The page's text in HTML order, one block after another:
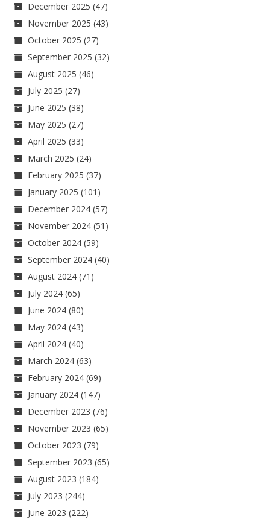
December 2025 (47)
November 2025 (43)
October 2025 (27)
September 2025 (32)
August 2025 (46)
July 2025 (27)
June 2025 (38)
May 2025 (27)
April 2025 (33)
March 2025 (24)
February 2025 (37)
January 2025 (101)
December 2024 (57)
November 2024 (51)
October 2024 (59)
September 2024 (40)
August 2024 (71)
July 2024 (65)
June 2024 (80)
May 2024 (43)
April 2024 (40)
March 2024 (63)
February 2024 (69)
January 2024 (147)
December 2023 (76)
November 2023 (65)
October 2023 (79)
September 2023 (65)
August 2023 (184)
July 2023 (244)
June 2023 (222)